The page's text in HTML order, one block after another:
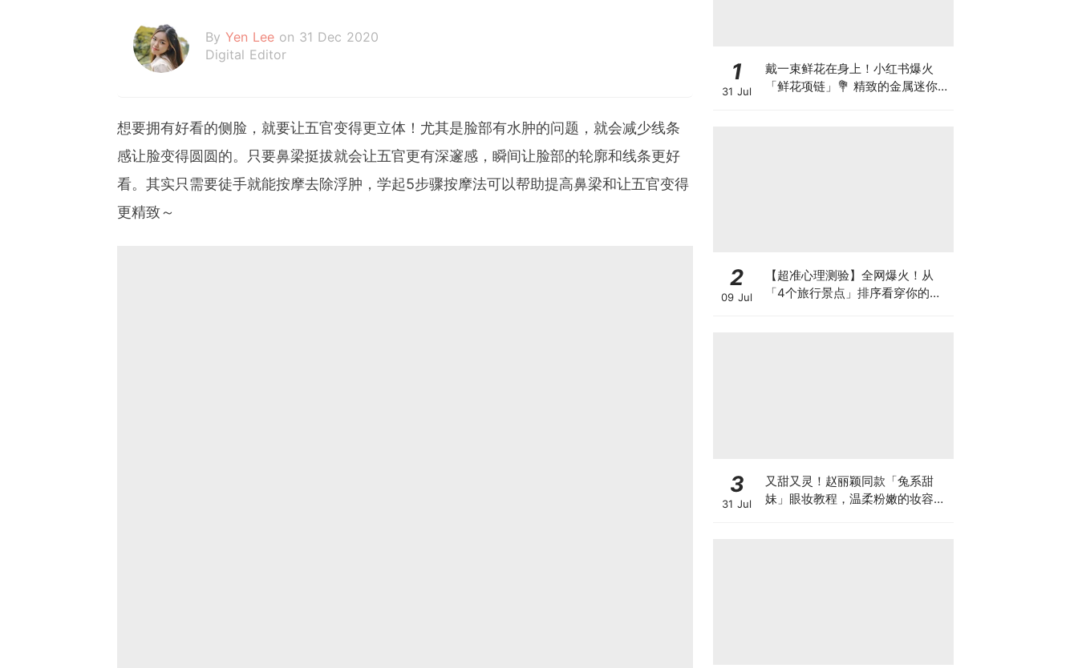
By Yen Lee on 31 Dec 2020
Digital Editor
想要拥有好看的侧脸，就要让五官变得更立体！尤其是脸部有水肿的问题，就会减少线条
感让脸变得圆圆的。只要鼻梁挺拔就会让五官更有深邃感，瞬间让脸部的轮廓和线条更好
看。其实只需要徒手就能按摩去除浮肿，学起5步骤按摩法可以帮助提高鼻梁和让五官变得
更精致～
1
31 Jul
戴一束鲜花在身上！小红书爆火
「鲜花项链」💐 精致的金属迷你花
2
09 Jul
【超准心理测验】全网爆火！从
「4个旅行景点」排序看穿你的真
3
31 Jul
又甜又灵！赵丽颖同款「兔系甜
妹」眼妆教程，温柔粉嫩的妆容轻